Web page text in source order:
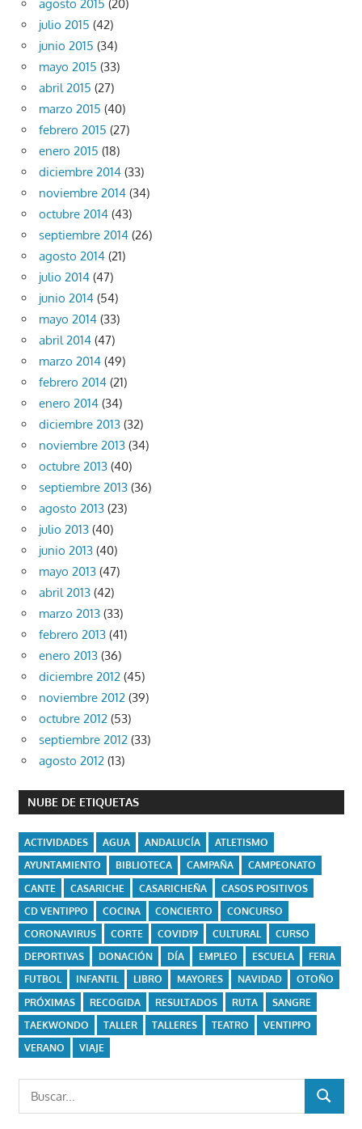
agosto 2015 (20)
julio 2015 (42)
junio 2015 (34)
mayo 2015 (33)
abril 2015 (27)
marzo 2015 (40)
febrero 2015 (27)
enero 2015 (18)
diciembre 2014 (33)
noviembre 2014 (34)
octubre 2014 (43)
septiembre 2014 (26)
agosto 2014 (21)
julio 2014 (47)
junio 2014 (54)
mayo 2014 (33)
abril 2014 (47)
marzo 2014 (49)
febrero 2014 (21)
enero 2014 (34)
diciembre 2013 (32)
noviembre 2013 (34)
octubre 2013 (40)
septiembre 2013 (36)
agosto 2013 (23)
julio 2013 (40)
junio 2013 (40)
mayo 2013 (47)
abril 2013 (42)
marzo 2013 (33)
febrero 2013 (41)
enero 2013 (36)
diciembre 2012 (45)
noviembre 2012 (39)
octubre 2012 (53)
septiembre 2012 (33)
agosto 2012 (13)
NUBE DE ETIQUETAS
ACTIVIDADES AGUA ANDALUCÍA
ATLETISMO
AYUNTAMIENTO
BIBLIOTECA CAMPAÑA
CAMPEONATO
CANTE
CASARICHE CASARICHEÑA
CASOS POSITIVOS
CD VENTIPPO
COCINA CONCIERTO
CONCURSO
CORONAVIRUS
CORTE COVID19 CULTURAL
CURSO
DEPORTIVAS
DONACIÓN DÍA EMPLEO ESCUELA
FERIA
FUTBOL
INFANTIL LIBRO MAYORES NAVIDAD
OTOÑO
PRÓXIMAS
RECOGIDA RESULTADOS RUTA
SANGRE
TAEKWONDO
TALLER TALLERES TEATRO
VENTIPPO
VERANO
VIAJE
BUSCAR